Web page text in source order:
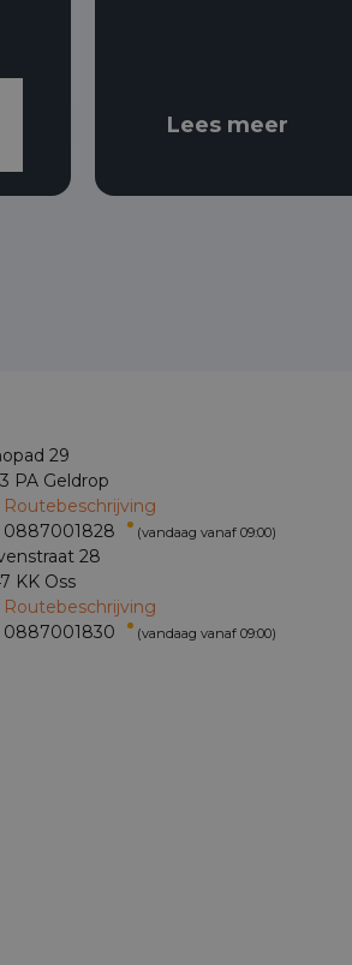
Lees meer
29
PA Geldrop
Routebeschrijving
0887001828
(vandaag vanaf 09:00)
28
KK Oss
Routebeschrijving
0887001830
(vandaag vanaf 09:00)